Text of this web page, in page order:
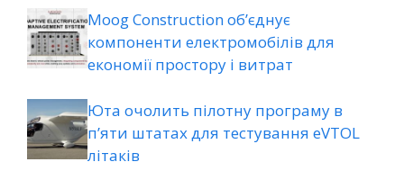
Moog Construction об’єднує
компоненти електромобілів для
економії простору і витрат
Юта очолить пілотну програму в
п’яти штатах для тестування eVTOL
літаків